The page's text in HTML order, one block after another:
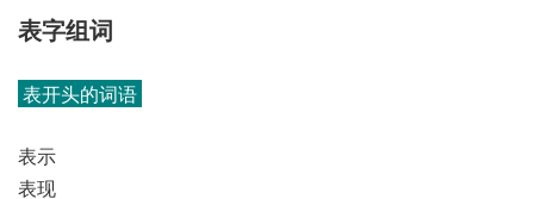
表字组词
表开头的词语
表示
表现